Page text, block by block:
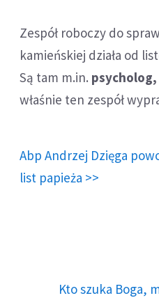
Zespół roboczy do
kamieńskiej działa od
Są tam m.in.
właśnie ten zespół
Abp Andrzej Dzięga
list papieża >>
Kto szuka Boga,